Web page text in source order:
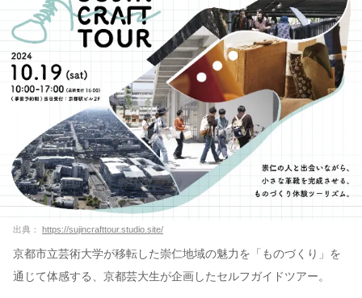
出典： https://sujincrafttour.studio.site/
京都市立芸術大学が移転した崇仁地域の魅力を「ものづくり」を
通じて体感する、京都芸大生が企画したセルフガイドツアー。